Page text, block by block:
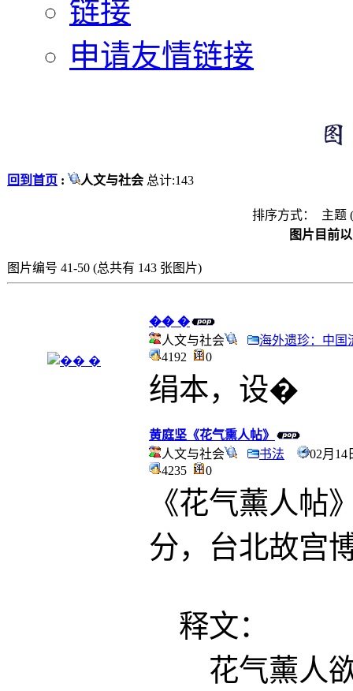
链接
申请友情链接
回到首页 : 人文与社会 总计:143
排序方式： 主题 (
图片目前
图片编号 41-50 (总共有 143 张图片)
�� �
人文与社会
海外遗珍：中国
4192
0
绢本，设�
黄庭坚《花气熏人帖》
人文与社会
书法
02月
4235
0
《花气薰人帖
分，台北故宫
释文：
花气薰人欲